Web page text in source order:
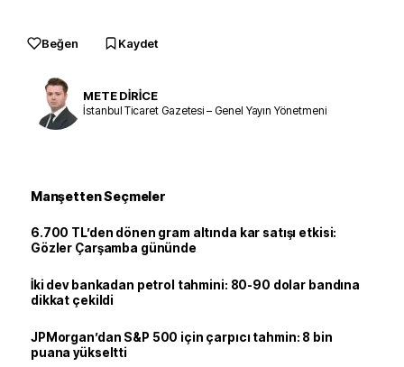
Beğen Kaydet
METE DİRİCE
İstanbul Ticaret Gazetesi – Genel Yayın Yönetmeni
Manşetten Seçmeler
6.700 TL’den dönen gram altında kar satışı etkisi:
Gözler Çarşamba gününde
İki dev bankadan petrol tahmini: 80-90 dolar bandına
dikkat çekildi
JPMorgan’dan S&P 500 için çarpıcı tahmin: 8 bin
puana yükseltti